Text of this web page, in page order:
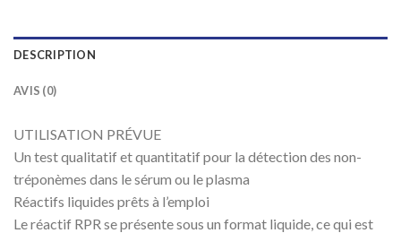
DESCRIPTION
AVIS (0)
UTILISATION PRÉVUE
Un test qualitatif et quantitatif pour la détection des non-
tréponèmes dans le sérum ou le plasma
Réactifs liquides prêts à l’emploi
Le réactif RPR se présente sous un format liquide, ce qui est